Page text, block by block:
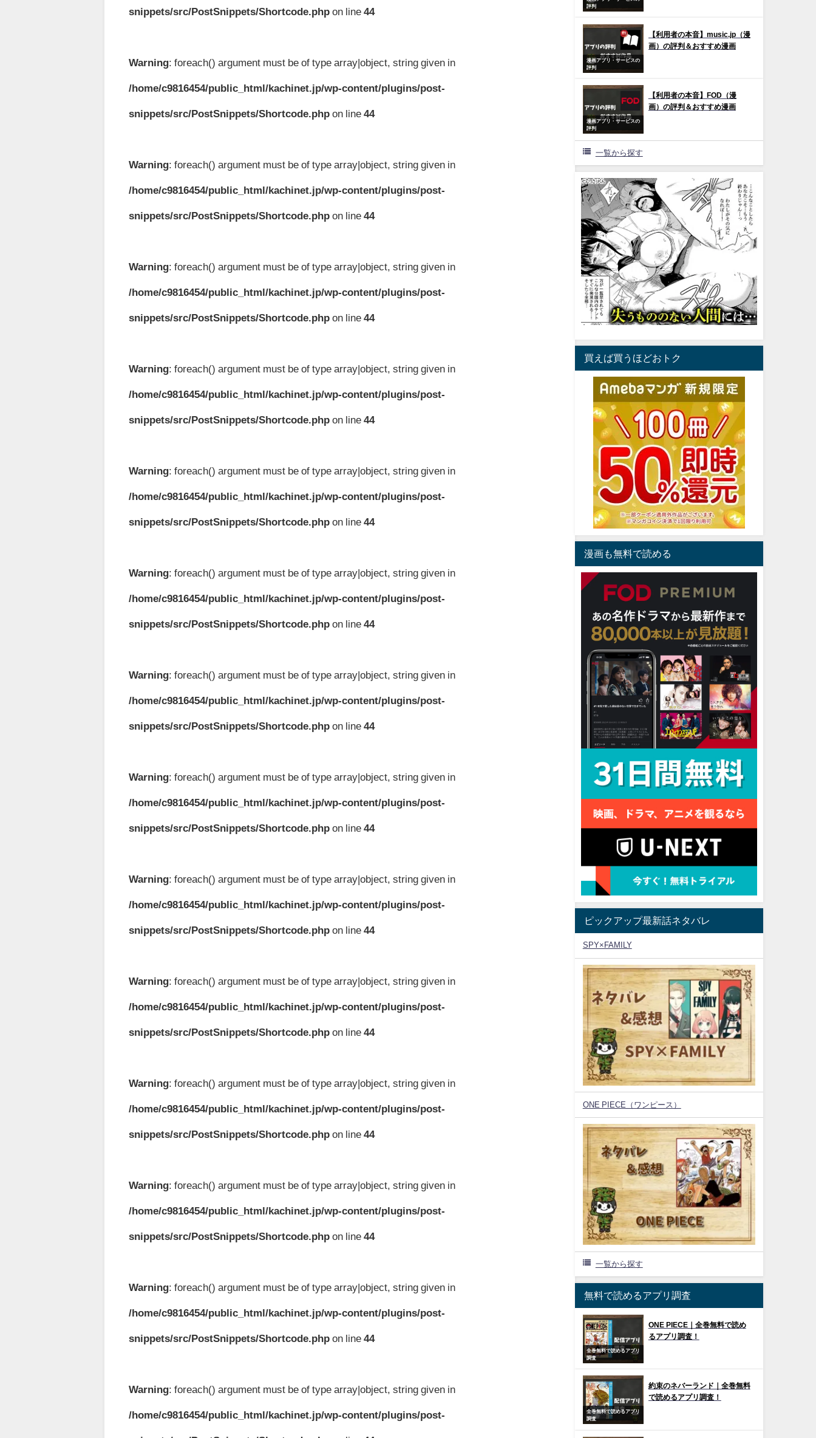
snippets/src/PostSnippets/Shortcode.php on line44
Warning: foreach() argument must be of type array|object, string given in
/home/c9816454/public_html/kachinet.jp/wp-content/plugins/post-
snippets/src/PostSnippets/Shortcode.php on line44
Warning: foreach() argument must be of type array|object, string given in
/home/c9816454/public_html/kachinet.jp/wp-content/plugins/post-
snippets/src/PostSnippets/Shortcode.php on line44
Warning: foreach() argument must be of type array|object, string given in
/home/c9816454/public_html/kachinet.jp/wp-content/plugins/post-
snippets/src/PostSnippets/Shortcode.php on line44
Warning: foreach() argument must be of type array|object, string given in
/home/c9816454/public_html/kachinet.jp/wp-content/plugins/post-
snippets/src/PostSnippets/Shortcode.php on line44
Warning: foreach() argument must be of type array|object, string given in
/home/c9816454/public_html/kachinet.jp/wp-content/plugins/post-
snippets/src/PostSnippets/Shortcode.php on line44
Warning: foreach() argument must be of type array|object, string given in
/home/c9816454/public_html/kachinet.jp/wp-content/plugins/post-
snippets/src/PostSnippets/Shortcode.php on line44
Warning: foreach() argument must be of type array|object, string given in
/home/c9816454/public_html/kachinet.jp/wp-content/plugins/post-
snippets/src/PostSnippets/Shortcode.php on line44
Warning: foreach() argument must be of type array|object, string given in
/home/c9816454/public_html/kachinet.jp/wp-content/plugins/post-
snippets/src/PostSnippets/Shortcode.php on line44
Warning: foreach() argument must be of type array|object, string given in
/home/c9816454/public_html/kachinet.jp/wp-content/plugins/post-
snippets/src/PostSnippets/Shortcode.php on line44
Warning: foreach() argument must be of type array|object, string given in
/home/c9816454/public_html/kachinet.jp/wp-content/plugins/post-
snippets/src/PostSnippets/Shortcode.php on line44
Warning: foreach() argument must be of type array|object, string given in
/home/c9816454/public_html/kachinet.jp/wp-content/plugins/post-
snippets/src/PostSnippets/Shortcode.php on line44
Warning: foreach() argument must be of type array|object, string given in
/home/c9816454/public_html/kachinet.jp/wp-content/plugins/post-
snippets/src/PostSnippets/Shortcode.php on line44
Warning: foreach() argument must be of type array|object, string given in
/home/c9816454/public_html/kachinet.jp/wp-content/plugins/post-
snippets/src/PostSnippets/Shortcode.php on line44
Warning: foreach() argument must be of type array|object, string given in
/home/c9816454/public_html/kachinet.jp/wp-content/plugins/post-
評判
漫画アプリ・サービスの
評判
【利用者の本音】music.jp（漫
画）の評判＆おすすめ漫画
漫画アプリ・サービスの
評判
【利用者の本音】FOD（漫
画）の評判＆おすすめ漫画
一覧から探す
買えば買うほどおトク
漫画も無料で読める
ピックアップ最新話ネタバレ
SPY×FAMILY
ONE PIECE（ワンピース）
一覧から探す
無料で読めるアプリ調査
全巻無料で読めるアプリ
調査
ONE PIECE｜全巻無料で読め
るアプリ調査！
全巻無料で読めるアプリ
調査
約束のネバーランド｜全巻無料
で読めるアプリ調査！